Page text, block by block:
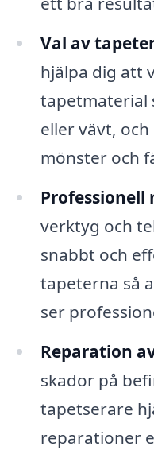
Val av
hjälpa dig att
tapetmaterial
eller vävt,
mönster och
Professionell
verktyg och
snabbt och
tapeterna så
ser
Reparation
skador på
tapetserare
reparationer